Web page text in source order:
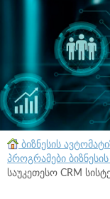
ბიზნესის
პროგრამები
საუკეთესო CRM